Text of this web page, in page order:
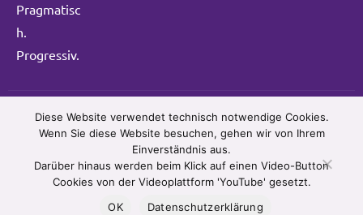
Pragmatisc
h.
Progressiv.
© 2025 Volt Fraktion im Kölner Rat. All Rights Reserved.
DatenschutzerklärungImpressum
Diese Website verwendet technisch notwendige Cookies.
Wenn Sie diese Website besuchen, gehen wir von Ihrem
Einverständnis aus.
Darüber hinaus werden beim Klick auf einen Video-Button
Cookies von der Videoplattform 'YouTube' gesetzt.
OK
Datenschutzerklärung